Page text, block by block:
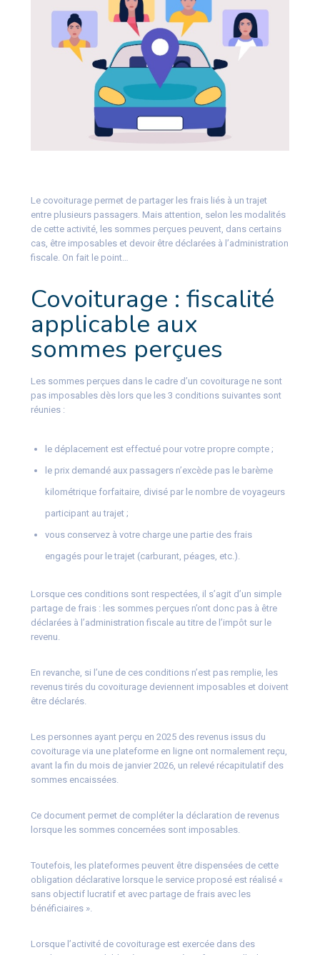
Le covoiturage permet de partager les frais liés à un trajet
entre plusieurs passagers. Mais attention, selon les modalités
de cette activité, les sommes perçues peuvent, dans certains
cas, être imposables et devoir être déclarées à l’administration
fiscale. On fait le point…
Covoiturage : fiscalité
applicable aux
sommes perçues
Les sommes perçues dans le cadre d’un covoiturage ne sont
pas imposables dès lors que les 3 conditions suivantes sont
réunies :
le déplacement est effectué pour votre propre compte ;
le prix demandé aux passagers n’excède pas le barème
kilométrique forfaitaire, divisé par le nombre de voyageurs
participant au trajet ;
vous conservez à votre charge une partie des frais
engagés pour le trajet (carburant, péages, etc.).
Lorsque ces conditions sont respectées, il s’agit d’un simple
partage de frais : les sommes perçues n’ont donc pas à être
déclarées à l’administration fiscale au titre de l’impôt sur le
revenu.
En revanche, si l’une de ces conditions n’est pas remplie, les
revenus tirés du covoiturage deviennent imposables et doivent
être déclarés.
Les personnes ayant perçu en 2025 des revenus issus du
covoiturage via une plateforme en ligne ont normalement reçu,
avant la fin du mois de janvier 2026, un relevé récapitulatif des
sommes encaissées.
Ce document permet de compléter la déclaration de revenus
lorsque les sommes concernées sont imposables.
Toutefois, les plateformes peuvent être dispensées de cette
obligation déclarative lorsque le service proposé est réalisé «
sans objectif lucratif et avec partage de frais avec les
bénéficiaires ».
Lorsque l’activité de covoiturage est exercée dans des